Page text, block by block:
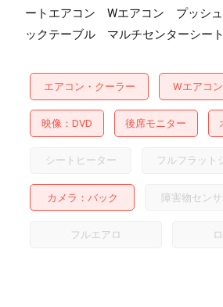
ートエアコン Wエアコン プッシ
ックテーブル マルチセンターシー
エアコン・クーラー Wエアコン
映像 DVD 後席モニター
シートヒーター フルフラット
カメラ バック 障害物セン
フルエアロ